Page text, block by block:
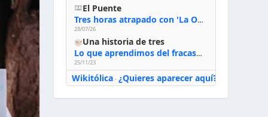
El Puente
Tres horas atrapado con 'La Odisea' de Nolan
28/07/26
Una historia de tres
Lo que aprendimos del fracaso al emprender
25/11/23
Wikitólica· ¿Quieres aparecer aquí?